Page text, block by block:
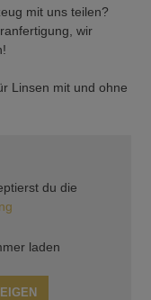
mit uns teilen?
wir
Linsen mit und ohne
du die
laden